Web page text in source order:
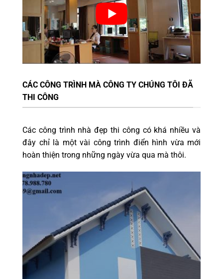
CÁC CÔNG TRÌNH MÀ CÔNG TY CHÚNG TÔI ĐÃ
THI CÔNG
Các công trình nhà đẹp thi công có khá nhiều và
đây chỉ là một vài công trình điển hình vừa mới
hoàn thiện trong những ngày vừa qua mà thôi.